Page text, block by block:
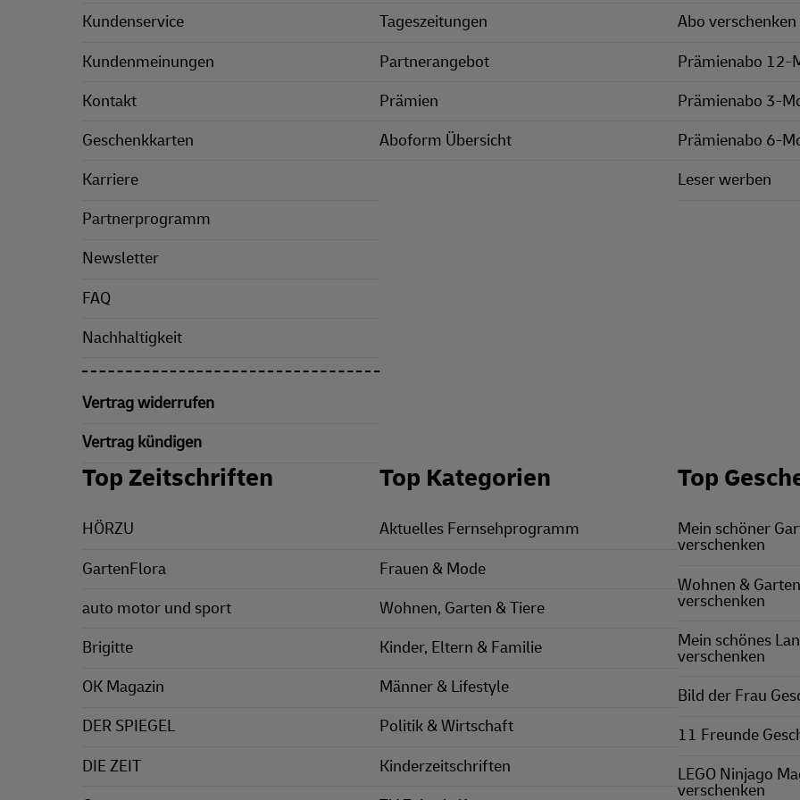
Kundenservice
Kundenmeinungen
Kontakt
Geschenkkarten
Karriere
Partnerprogramm
Newsletter
FAQ
Nachhaltigkeit
Vertrag widerrufen
Vertrag kündigen
Tageszeitungen
Partnerangebot
Prämien
Aboform Übersicht
Abo verschenken
Prämienabo 12-
Prämienabo 3-
Prämienabo 6-
Leser werben
Top Zeitschriften
HÖRZU
GartenFlora
auto motor und sport
Brigitte
OK Magazin
DER SPIEGEL
DIE ZEIT
Top Kategorien
Aktuelles Fernsehprogramm
Frauen & Mode
Wohnen, Garten & Tiere
Kinder, Eltern & Familie
Männer & Lifestyle
Politik & Wirtschaft
Kinderzeitschriften
Top
Mein schöner
verschenken
Wohnen &
verschenken
Mein schönes
verschenken
Bild der Frau
11 Freunde
LEGO Ninjago
verschenken